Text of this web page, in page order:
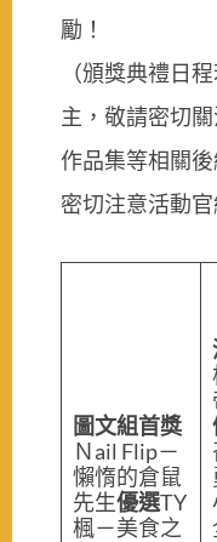
勵！
（頒獎典禮日
主，敬請密切關
作品集等相關
密切注意活動
圖文組首獎
Ｎail Flip－
懶惰的倉鼠
先生優選TY
楓－美食之